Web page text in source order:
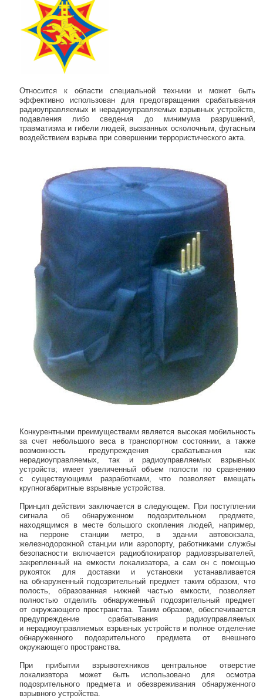
Относится к области специальной техники и может быть
эффективно использован для предотвращения срабатывания
радиоуправляемых и нерадиоуправляемых взрывных устройств,
подавления либо сведения до минимума разрушений,
травматизма и гибели людей, вызванных осколочным, фугасным
воздействием взрыва при совершении террористического акта.
Конкурентными преимуществами является высокая мобильность
за счет небольшого веса в транспортном состоянии, а также
возможность предупреждения срабатывания как
нерадиоуправляемых, так и радиоуправляемых взрывных
устройств; имеет увеличенный объем полости по сравнению
с существующими разработками, что позволяет вмещать
крупногабаритные взрывные устройства.
Принцип действия заключается в следующем. При поступлении
сигнала об обнаруженном подозрительном предмете,
находящимся в месте большого скопления людей, например,
на перроне станции метро, в здании автовокзала,
железнодорожной станции или аэропорту, работниками службы
безопасности включается радиоблокиратор радиовзрывателей,
закрепленный на емкости локализатора, а сам он с помощью
рукояток для доставки и установки устанавливается
на обнаруженный подозрительный предмет таким образом, что
полость, образованная нижней частью емкости, позволяет
полностью отделить обнаруженный подозрительный предмет
от окружающего пространства. Таким образом, обеспечивается
предупреждение срабатывания радиоуправляемых
и нерадиоуправляемых взрывных устройств и полное отделение
обнаруженного подозрительного предмета от внешнего
окружающего пространства.
При прибытии взрывотехников центральное отверстие
локализвтора может быть использовано для осмотра
подозрительного предмета и обезвреживания обнаруженного
взрывного устройства.